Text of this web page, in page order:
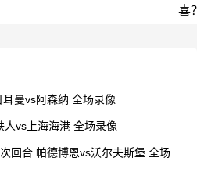
喜
曼vs阿森纳 全场录像
vs上海海港 全场录像
回合 帕德博恩vs沃尔夫斯堡 全场录